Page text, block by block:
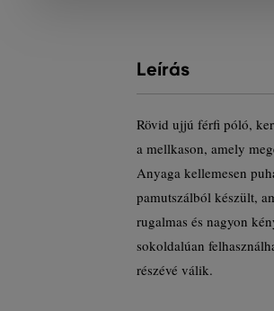
Leírás
Rövid ujjú férfi póló,
a mellkason, amely
Anyaga kellemesen
pamutszálból készült,
rugalmas és nagyon
sokoldalúan
részévé válik.